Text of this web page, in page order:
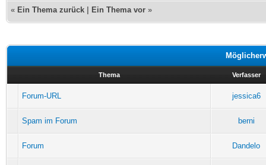
« Ein Thema zurück Ein Thema vor »
Thema Verfasser
Forum-URL jessica6
Spam im Forum berni
Forum Dandelo